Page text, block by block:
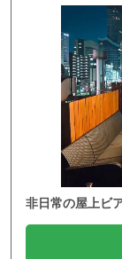
非日常の屋上ビ